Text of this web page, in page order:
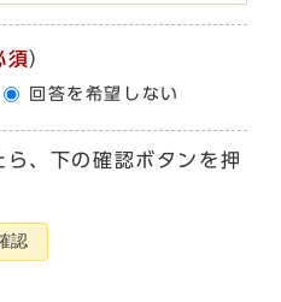
須）
回答を希望しない
、下の確認ボタンを押
認